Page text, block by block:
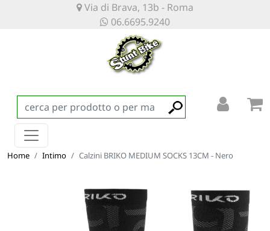
Via di Brava, 13b - Roma
06.6695.9240
Home Intimo Calzini BRIKO MEDIUM SOCKS 13CM - Nero